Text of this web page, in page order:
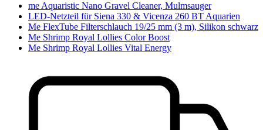
me Aquaristic Nano Gravel Cleaner, Mulmsauger
LED-Netzteil für Siena 330 & Vicenza 260 BT Aquarien
Me FlexTube Filterschlauch 19/25 mm (3 m), Silikon schwarz
Me Shrimp Royal Lollies Color Boost
Me Shrimp Royal Lollies Vital Energy